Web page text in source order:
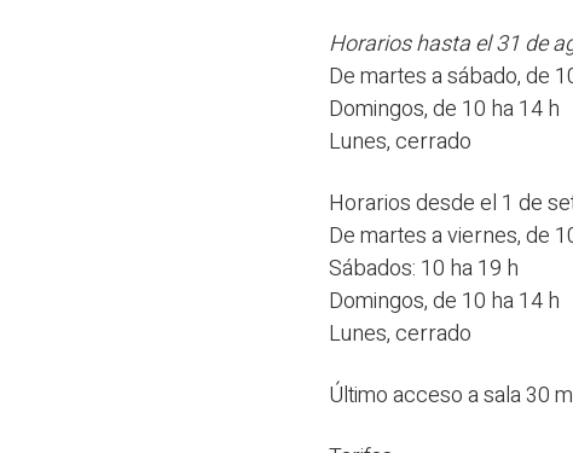
Horarios hasta el 31 de
De martes a sábado, de
Domingos, de 10 ha 14 h
Lunes, cerrado
Horarios desde el 1 de
De martes a viernes, de
Sábados: 10 ha 19 h
Domingos, de 10 ha 14 h
Lunes, cerrado
Último acceso a sala 30